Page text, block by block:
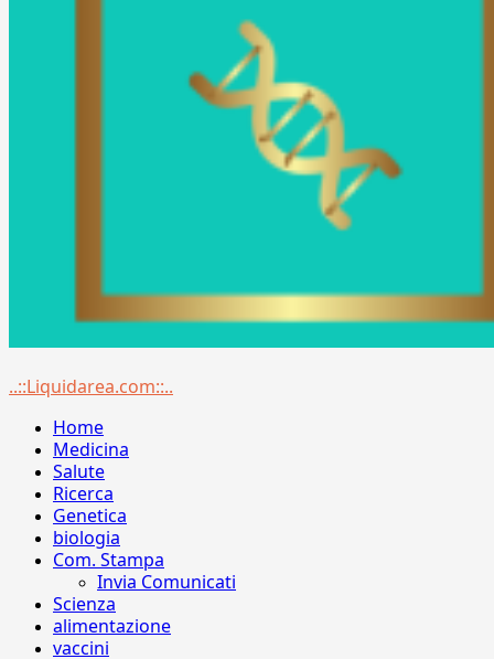
Menu
..::Liquidarea.com::..
Home
Medicina
Salute
Ricerca
Genetica
biologia
Com. Stampa
Invia Comunicati
Scienza
alimentazione
vaccini